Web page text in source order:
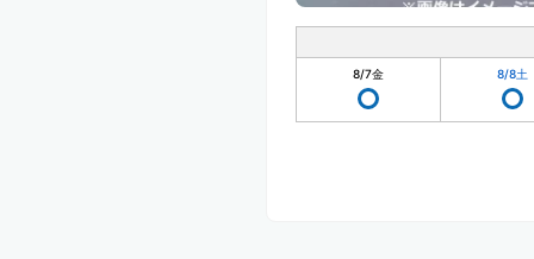
8/7金 8/8土